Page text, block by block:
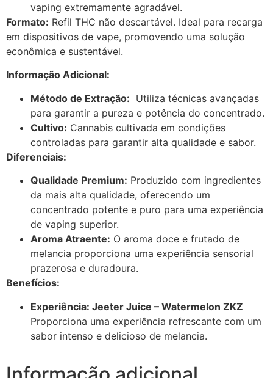
vaping extremamente agradável.
Formato: Refil THC não descartável. Ideal para recarga
em dispositivos de vape, promovendo uma solução
econômica e sustentável.
Informação Adicional:
Método de Extração: Utiliza técnicas avançadas
para garantir a pureza e potência do concentrado.
Cultivo: Cannabis cultivada em condições
controladas para garantir alta qualidade e sabor.
Diferenciais:
Qualidade Premium: Produzido com ingredientes
da mais alta qualidade, oferecendo um
concentrado potente e puro para uma experiência
de vaping superior.
Aroma Atraente: O aroma doce e frutado de
melancia proporciona uma experiência sensorial
prazerosa e duradoura.
Benefícios:
Experiência: Jeeter Juice – Watermelon ZKZ
Proporciona uma experiência refrescante com um
sabor intenso e delicioso de melancia.